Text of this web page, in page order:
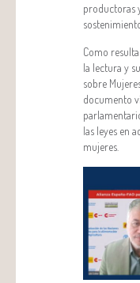
productoras
Como
la lectura y
sobre
documento
las leyes en
mujeres.